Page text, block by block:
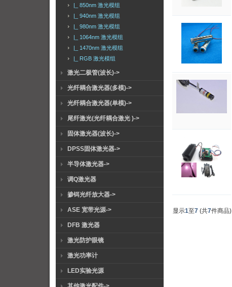
|_ 850nm 激光模组
|_ 940nm 激光模组
|_ 980nm 激光模组
|_ 1064nm 激光模组
|_ 1470nm 激光模组
|_ RGB 激光模组
激光二极管(波长)->
光纤耦合激光器(多模)->
光纤耦合激光器(单模)->
尾纤激光(光纤耦合激光 )->
固体激光器(波长)->
DPSS固体激光器->
半导体激光器->
调Q激光器
掺铒光纤放大器->
ASE 宽带光源->
DFB 激光器
激光防护眼镜
激光功率计
LED实验光源
显示1至7(共7件商品)